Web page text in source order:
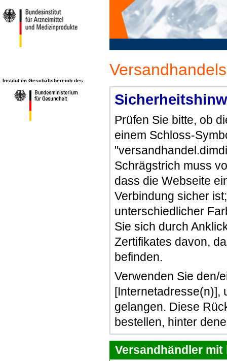
Institut im Geschäftsbereich des
Prüfen Sie bitte, ob
einem Schloss-
Schrägstrich muss
dass die Webseite
Verbindung sicher
unterschiedlicher
Sie sich durch
Zertifikates davon,
befinden.
Verwenden Sie den/
[Internetadresse(n)],
gelangen. Diese
bestellen, hinter
Versandhändler